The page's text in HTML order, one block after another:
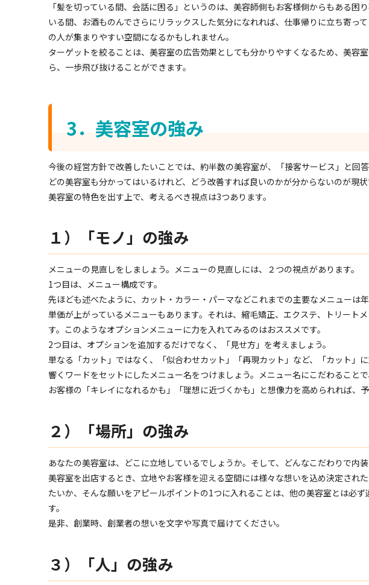
「髪を切っている間、会話に困る」というのは、美容師側もお客様側からもある困
いる間、お酒ものんでさらにリラックスした気分になれれば、仕事帰りに立ち寄っ
の人が集まりやすい空間になるかもしれません。
ターゲットを絞ることは、美容室の広告効果としても分かりやすくなるため、美容
ら、一歩飛び抜けることができます。
3．美容室の強み
今後の経営方針で改善したいことでは、約半数の美容室が、「接客サービス」と回答
どの美容室も分かってはいるけれど、どう改善すれば良いのかが分からないのが現状
美容室の特色を出す上で、考えるべき視点は3つあります。
１）「モノ」の強み
メニューの見直しをしましょう。メニューの見直しには、２つの視点があります。
1つ目は、メニュー構成です。
先ほども述べたように、カット・カラー・パーマなどこれまでの主要なメニューは
単価が上がっているメニューもあります。それは、縮毛矯正、エクステ、トリート
す。このようなオプションメニューに力を入れてみるのはおススメです。
2つ目は、オプションを追加するだけでなく、「見せ方」を考えましょう。
単なる「カット」ではなく、「似合わせカット」「再現カット」など、「カット」
響くワードをセットにしたメニュー名をつけましょう。メニュー名にこだわること
お客様の「キレイになれるかも」「理想に近づくかも」と想像力を高められれば、予
２）「場所」の強み
あなたの美容室は、どこに立地しているでしょうか。そして、どんなこだわりで内
美容室を出店するとき、立地やお客様を迎える空間には様々な想いを込め決定され
たいか、そんな願いをアピールポイントの1つに入れることは、他の美容室とは必
す。
是非、創業時、創業者の想いを文字や写真で届けてください。
３）「人」の強み